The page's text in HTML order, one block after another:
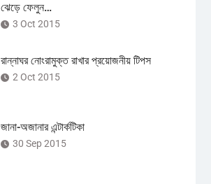
ঝেড়ে ফেলুন…
3 Oct 2015
রান্নাঘর নোংরামুক্ত রাখার প্রয়োজনীয় টিপস
2 Oct 2015
জানা-অজানার এন্টার্কটিকা
30 Sep 2015